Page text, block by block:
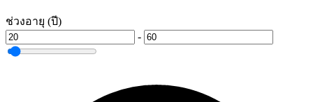
ช่วงอายุ (ปี)
-